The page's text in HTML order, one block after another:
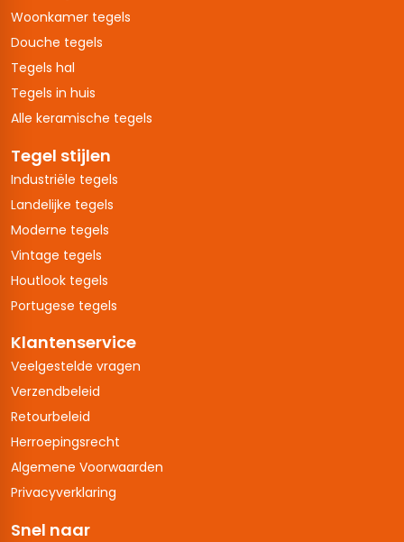
Woonkamer tegels
Douche tegels
Tegels hal
Tegels in huis
Alle keramische tegels
Tegel stijlen
Industriële tegels
Landelijke tegels
Moderne tegels
Vintage tegels
Houtlook tegels
Portugese tegels
Klantenservice
Veelgestelde vragen
Verzendbeleid
Retourbeleid
Herroepingsrecht
Algemene Voorwaarden
Privacyverklaring
Snel naar